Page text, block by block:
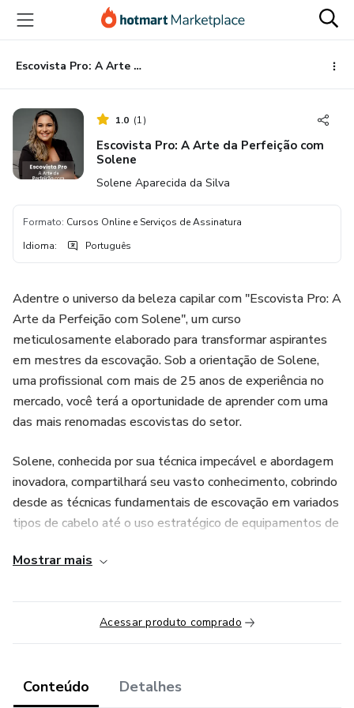
para
conteúdo
principal
para
pagamento
para
rodapé
Escovista Pro: A Arte da Perfeição com Solene
1.0 (1)
Escovista Pro: A Arte da Perfeição com
Solene
Solene Aparecida da Silva
Formato: Cursos Online e Serviços de Assinatura
Idioma: Português
Adentre o universo da beleza capilar com "Escovista Pro: A
Arte da Perfeição com Solene", um curso
meticulosamente elaborado para transformar aspirantes
em mestres da escovação. Sob a orientação de Solene,
uma profissional com mais de 25 anos de experiência no
mercado, você terá a oportunidade de aprender com uma
das mais renomadas escovistas do setor.
Solene, conhecida por sua técnica impecável e abordagem
inovadora, compartilhará seu vasto conhecimento, cobrindo
desde as técnicas fundamentais de escovação em variados
tipos de cabelo até o uso estratégico de equipamentos de
lavagem que não apenas limpam, mas também nutrem e
saúde e beleza.
Este curso é mais do que uma jornada educacional; é uma
profissionais e segredos de sucesso de Solene. Ideal para
Mostrar mais
Acessar produto comprado
Conteúdo Detalhes